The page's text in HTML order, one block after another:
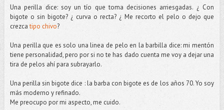
Una perilla dice: soy un tío que toma decisiones arriesgadas. ¿ Con
bigote o sin bigote? ¿ curva o recta? ¿ Me recorto el pelo o dejo que
crezcatipo chivo?
Una perilla que es solo una linea de pelo en la barbilla dice: mi mentón
tiene personalidad, pero por si no te has dado cuenta me voy a dejar una
tira de pelos ahí para subrayarlo.
Una perilla sin bigote dice : la barba con bigote es de los años 70. Yo soy
más moderno y refinado.
Me preocupo por mi aspecto, me cuido.